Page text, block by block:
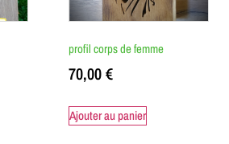
profil corps de femme
70,00€
Ajouter au panier